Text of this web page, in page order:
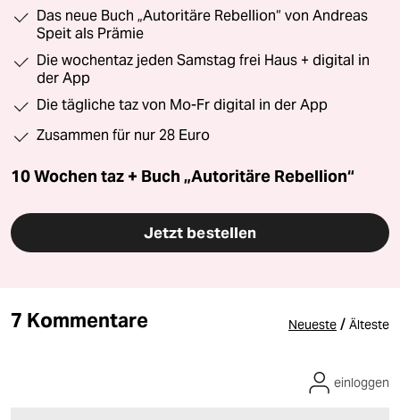
Das neue Buch „Autoritäre Rebellion“ von Andreas
Speit als Prämie
Die wochentaz jeden Samstag frei Haus + digital in
der App
Die tägliche taz von Mo-Fr digital in der App
Zusammen für nur 28 Euro
10 Wochen taz + Buch „Autoritäre Rebellion“
Jetzt bestellen
7 Kommentare Neueste / Älteste
einloggen